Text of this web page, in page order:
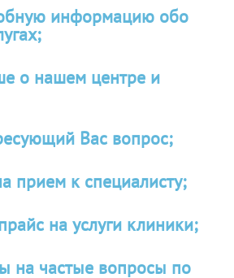
информацию обо
о нашем центре и
Вас вопрос;
прием к специалисту;
на услуги клиники;
на частые вопросы по